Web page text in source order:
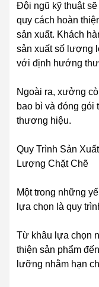
Đội ngũ kỹ thuật
quy cách hoàn
sản xuất. Khách
sản xuất số lượng
với định hướng
Ngoài ra, xưởng
bao bì và đóng gói
thương hiệu.
Quy Trình Sản
Lượng Chặt Chẽ
Một trong những
lựa chọn là quy
Từ khâu lựa chọn
thiện sản phẩm
lưỡng nhằm hạn